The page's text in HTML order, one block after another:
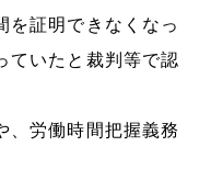
を証明できなくなっ
ていたと裁判等で認
、労働時間把握義務